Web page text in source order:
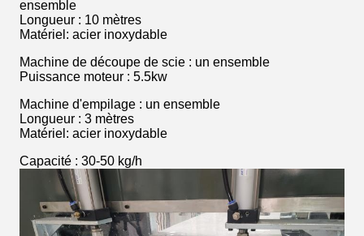
ensemble
Longueur : 10 mètres
Matériel: acier inoxydable
Machine de découpe de scie : un ensemble
Puissance moteur : 5.5kw
Machine d'empilage : un ensemble
Longueur : 3 mètres
Matériel: acier inoxydable
Capacité : 30-50 kg/h